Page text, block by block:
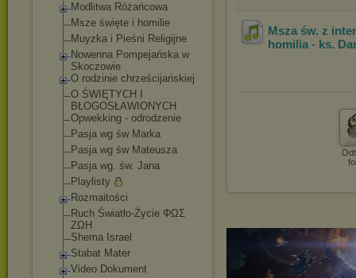
Modlitwa Różańcowa
Msze święte i homilie
Muyzka i Pieśni Religijne
Nowenna Pompejańska w
Skoczowie
O rodzinie chrześcijańskiej
O ŚWIĘTYCH I
BŁOGOSŁAWIONYCH
Opwekking - odrodzenie
Pasja wg św Marka
Pasja wg św Mateusza
Pasja wg. św. Jana
Playlisty
Rozmaitości
Ruch Światło-Życie ΦΩΣ
ΖΩΗ
Shema Israel
Stabat Mater
Video Dokument
Msza św. z
homilia - ks.